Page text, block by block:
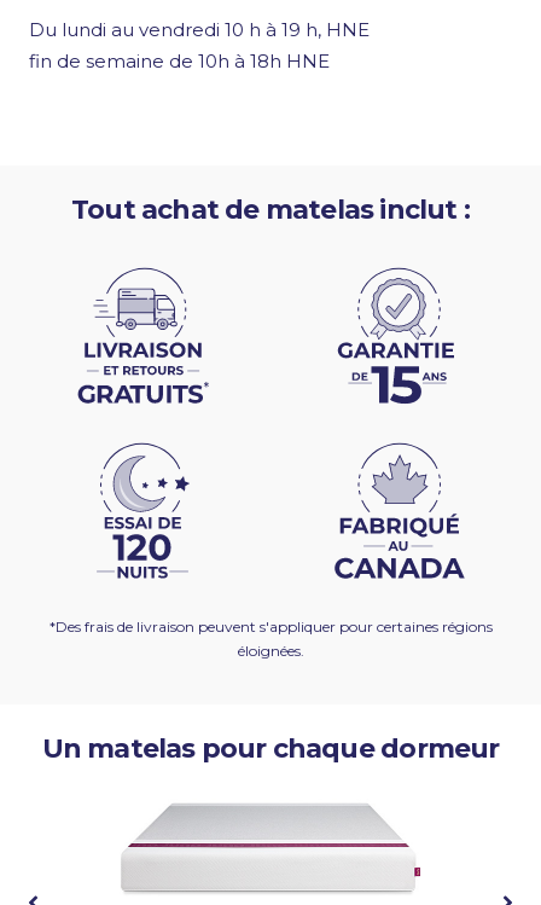
Du lundi au vendredi 10 h à 19 h, HNE
fin de semaine de 10h à 18h HNE
Tout achat de matelas inclut :
*Des frais de livraison peuvent s'appliquer pour certaines régions
éloignées.
Un matelas pour chaque dormeur